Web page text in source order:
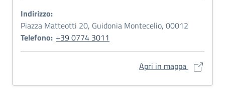
Indirizzo:
Piazza Matteotti 20, Guidonia Montecelio, 00012
Telefono: +39 0774 3011
Apri in mappa